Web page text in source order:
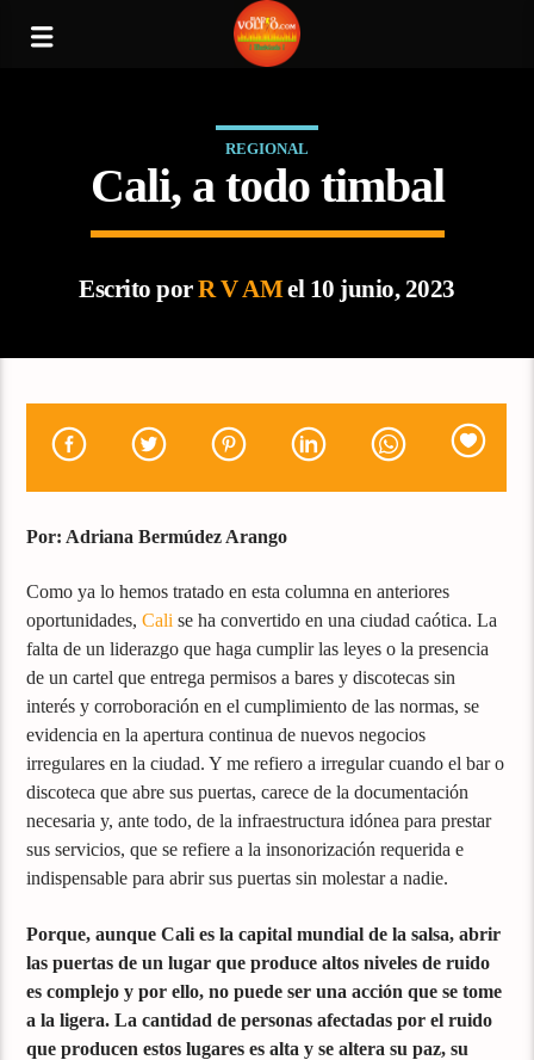
REGIONAL
Cali, a todo timbal
Escrito porR V AMel 10 junio, 2023
Por: Adriana Bermúdez Arango
Como ya lo hemos tratado en esta columna en anteriores
oportunidades,Cali se ha convertido en una ciudad caótica. La
falta de un liderazgo que haga cumplir las leyes o la presencia
de un cartel que entrega permisos a bares y discotecas sin
interés y corroboración en el cumplimiento de las normas, se
evidencia en la apertura continua de nuevos negocios
irregulares en la ciudad. Y me refiero a irregular cuando el bar o
discoteca que abre sus puertas, carece de la documentación
necesaria y, ante todo, de la infraestructura idónea para prestar
sus servicios, que se refiere a la insonorización requerida e
indispensable para abrir sus puertas sin molestar a nadie.
Porque, aunque Cali es la capital mundial de la salsa, abrir
las puertas de un lugar que produce altos niveles de ruido
es complejo y por ello, no puede ser una acción que se tome
a la ligera. La cantidad de personas afectadas por el ruido
que producen estos lugares es alta y se altera su paz, su